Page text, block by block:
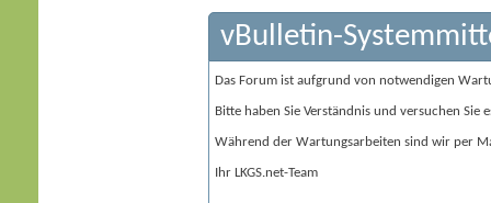
vBulletin-
Das Forum ist aufgrund von notwendigen
Bitte haben Sie Verständnis und versuchen Sie
Während der Wartungsarbeiten sind wir per
Ihr LKGS.net-Team